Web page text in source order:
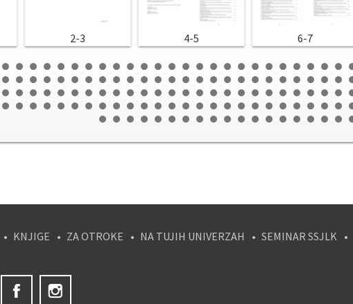
2-3 4-5 6-7
KNJIGE ZA OTROKE NA TUJIH UNIVERZAH SEMINAR SSJLK
Twitter Facebook